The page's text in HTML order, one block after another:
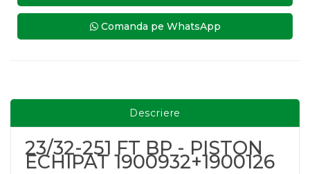
Comanda pe WhatsApp
Descriere
23/32-251 FT BP - PISTON
ECHIPAT 1900932+1900126